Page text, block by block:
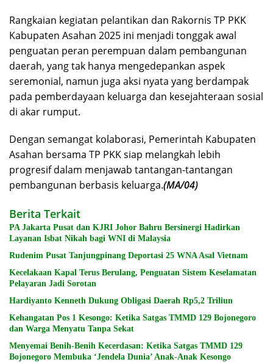
Rangkaian kegiatan pelantikan dan Rakornis TP PKK
Kabupaten Asahan 2025 ini menjadi tonggak awal
penguatan peran perempuan dalam pembangunan
daerah, yang tak hanya mengedepankan aspek
seremonial, namun juga aksi nyata yang berdampak
pada pemberdayaan keluarga dan kesejahteraan sosial
di akar rumput.
Dengan semangat kolaborasi, Pemerintah Kabupaten
Asahan bersama TP PKK siap melangkah lebih
progresif dalam menjawab tantangan-tantangan
pembangunan berbasis keluarga.(MA/04)
Berita Terkait
PA Jakarta Pusat dan KJRI Johor Bahru Bersinergi Hadirkan
Layanan Isbat Nikah bagi WNI di Malaysia
Rudenim Pusat Tanjungpinang Deportasi 25 WNA Asal Vietnam
Kecelakaan Kapal Terus Berulang, Penguatan Sistem Keselamatan
Pelayaran Jadi Sorotan
Hardiyanto Kenneth Dukung Obligasi Daerah Rp5,2 Triliun
Kehangatan Pos 1 Kesongo: Ketika Satgas TMMD 129 Bojonegoro
dan Warga Menyatu Tanpa Sekat
Menyemai Benih-Benih Kecerdasan: Ketika Satgas TMMD 129
Bojonegoro Membuka ‘Jendela Dunia’ Anak-Anak Kesongo